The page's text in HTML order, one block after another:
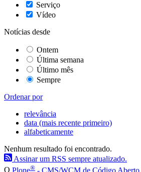
Serviço
Vídeo
Notícias desde
Ontem
Última semana
Último mês
Sempre
Ordenar por
relevância
data (mais recente primeiro)
alfabeticamente
Nenhum resultado foi encontrado.
Assinar um RSS sempre atualizado.
O Plone® - CMS/WCM de Código Aberto